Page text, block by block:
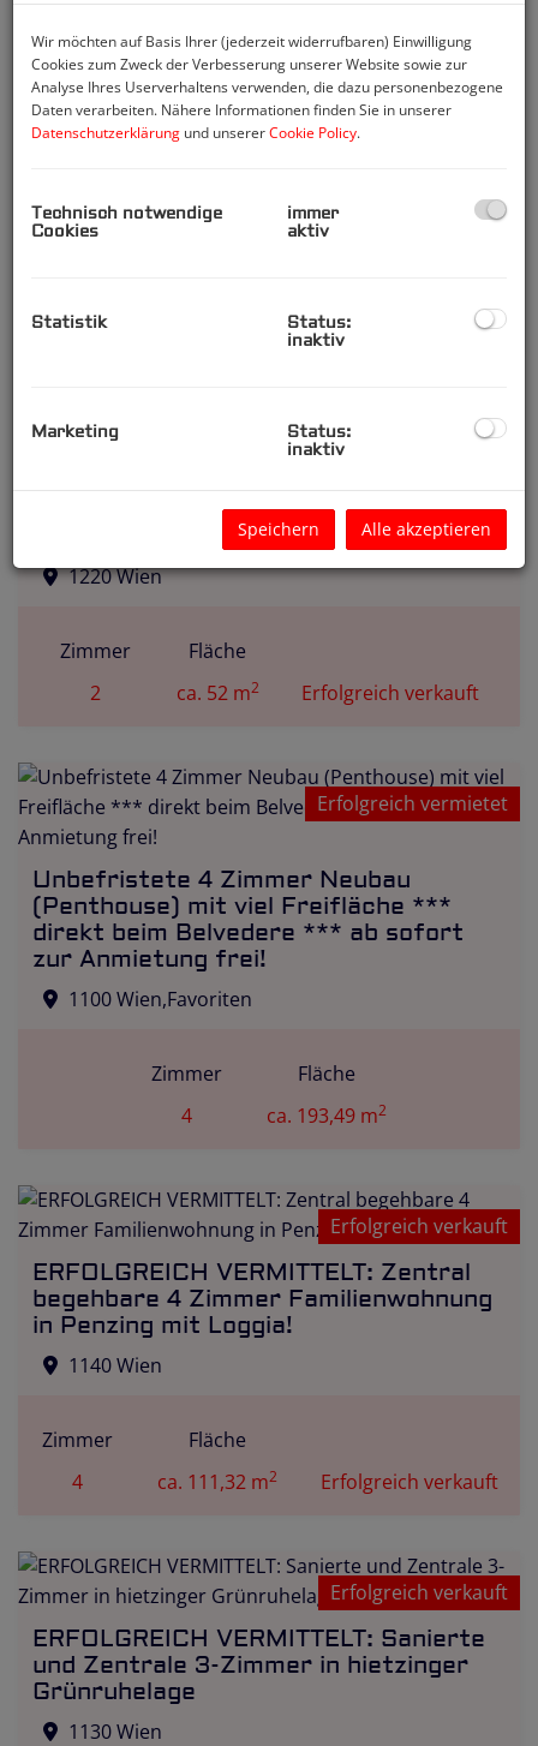
Erfolgreich vermietet
Exklusive Mietwohnung beim
Karmelitermarkt und direkt bei der St.
1020 Wien
3
Erfolgreich vermietet
Erfolgreich verkauft
2-Zimmer-Wohnung (vermietet bis Mai
2024) mit südöstlicher Loggia mit
Fitness und Sauna im Haus!
1220 Wien
Zimmer
2
Fläche
ca. 52 m2 Erfolgreich verkauft
Erfolgreich vermietet
Unbefristete 4 Zimmer Neubau
(Penthouse) mit viel Freifläche ***
direkt beim Belvedere *** ab sofort
zur Anmietung frei!
1100 Wien,Favoriten
Zimmer
4
Fläche
ca. 193,49 m2
Erfolgreich verkauft
ERFOLGREICH VERMITTELT: Zentral
begehbare 4 Zimmer Familienwohnung
in Penzing mit Loggia!
1140 Wien
Zimmer
4
Fläche
ca. 111,32 m2 Erfolgreich verkauft
Erfolgreich verkauft
ERFOLGREICH VERMITTELT: Sanierte
und Zentrale 3-Zimmer in hietzinger
Grünruhelage
1130 Wien
Wir möchten auf Basis Ihrer (jederzeit widerrufbaren) Einwilligung
Cookies zum Zweck der Verbesserung unserer Website sowie zur
Analyse Ihres Userverhaltens verwenden, die dazu personenbezogene
Daten verarbeiten. Nähere Informationen finden Sie in unserer
Datenschutzerklärung und unsererCookie Policy.
Technisch notwendige
Cookies
immer
aktiv
Statistik
Status:
inaktiv
Marketing
Status:
inaktiv
Speichern Alle akzeptieren